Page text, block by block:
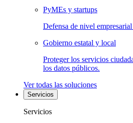
PyMEs y startups
Defensa de nivel
Gobierno estatal y local
Proteger los servicios
los datos públicos.
Ver todas las soluciones
Servicios
Servicios